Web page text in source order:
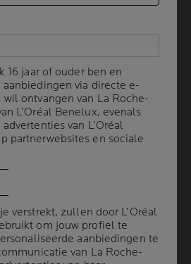
VAN JE
2025
huid komen voor bij alle
behandeling moet je
is van de verschillende
de onderliggende
in het gezicht en de verschillende
hoe je een dagelijkse
creëert voor de acnegevoelige
16 jaar of ouder ben en
via directe e-
ontvangen van La Roche-
L’Oréal Benelux, evenals
van L’Oréal
partnerwebsites en sociale
verstrekt, zullen door L’Oréal
om jouw profiel te
aanbiedingen te
van La Roche-
16 jaar of ouder ben en
via directe e-
ontvangen van La Roche-
L’Oréal Benelux, evenals
van L’Oréal
partnerwebsites en sociale
verstrekt, zullen door L’Oréal
om jouw profiel te
aanbiedingen te
van La Roche-